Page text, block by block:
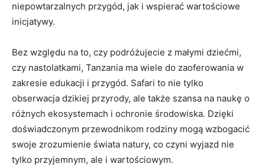
niepowtarzalnych⁢ przygód, jak i wspierać wartościowe
inicjatywy.
Bez ​względu na to,⁢ czy podróżujecie z małymi dziećmi,
czy ​nastolatkami, Tanzania ma wiele do zaoferowania w
zakresie edukacji i przygód. Safari to nie tylko
obserwacja dzikiej⁢ przyrody, ale także szansa na naukę o
różnych ekosystemach i ochronie środowiska.⁢ Dzięki
doświadczonym⁣ przewodnikom⁢ rodziny mogą wzbogacić
swoje zrozumienie świata natury, co czyni wyjazd ⁢nie‌
tylko przyjemnym, ale i wartościowym.